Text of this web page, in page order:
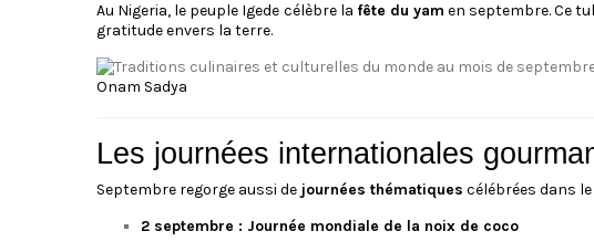
Au Nigeria, le peuple Igede célèbre la fête du yam en septembre. Ce
gratitude envers la terre.
Onam Sadya
Les journées internationales
Septembre regorge aussi de journées thématiques célébrées dans
2 septembre : Journée mondiale de la noix de coco